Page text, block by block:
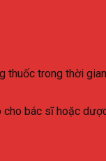
thuốc trong thời
cho bác sĩ hoặc